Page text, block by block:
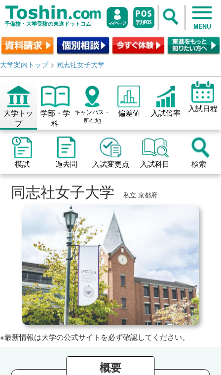
予備校・大学受験の東進ドットコム MENU
大学案内トップ> 同志社女子大学
大学トッ
プ
学部・学
科
キャンパス・
所在地
偏差値 入試倍率 入試日程
模試 過去問 入試変更点 入試科目 検索
同志社女子大学 私立.京都府.
※最新情報は大学の公式サイトを必ず確認してください。
概要